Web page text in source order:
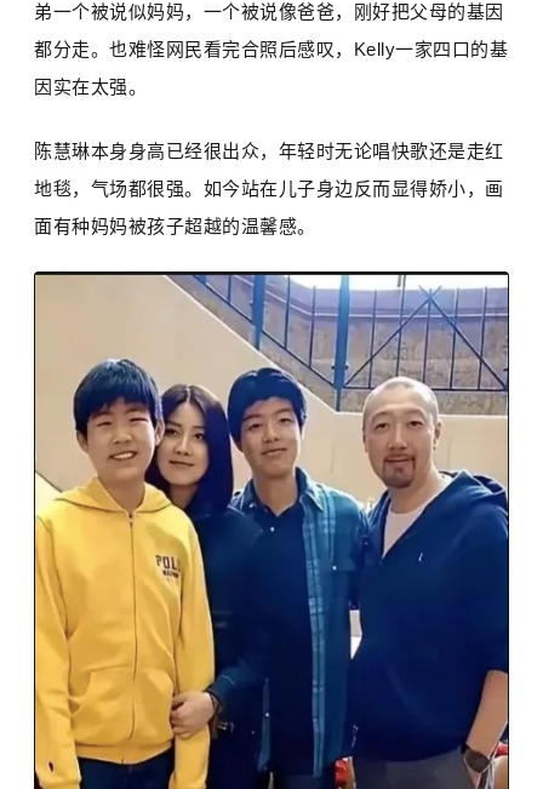
弟一个被说似妈妈，一个被说像爸爸，刚好把父母的基因
都分走。也难怪网民看完合照后感叹，Kelly一家四口的基
因实在太强。
陈慧琳本身身高已经很出众，年轻时无论唱快歌还是走红
地毯，气场都很强。如今站在儿子身边反而显得娇小，画
面有种妈妈被孩子超越的温馨感。